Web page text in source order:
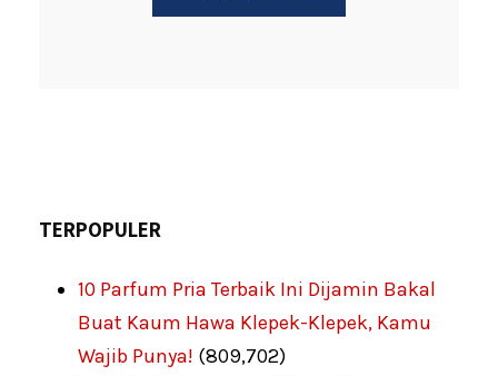
TERPOPULER
10 Parfum Pria Terbaik Ini Dijamin Bakal
Buat Kaum Hawa Klepek-Klepek, Kamu
Wajib Punya! (809,702)